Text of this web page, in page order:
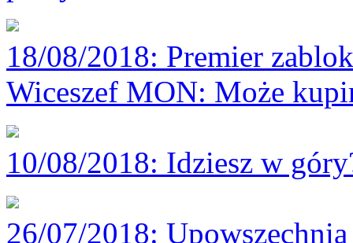
18/08/2018: Premier
Wiceszef MON: Może
10/08/2018: Idziesz w
26/07/2018: